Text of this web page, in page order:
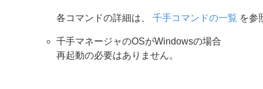
各コマンドの詳細は、 千手コマンドの一覧 を参
千手マネージャのOSがWindowsの場合
再起動の必要はありません。